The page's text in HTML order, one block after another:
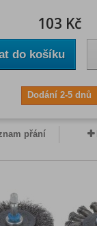
103 Kč
do košíku
Dodání 2-5 dnů
přání